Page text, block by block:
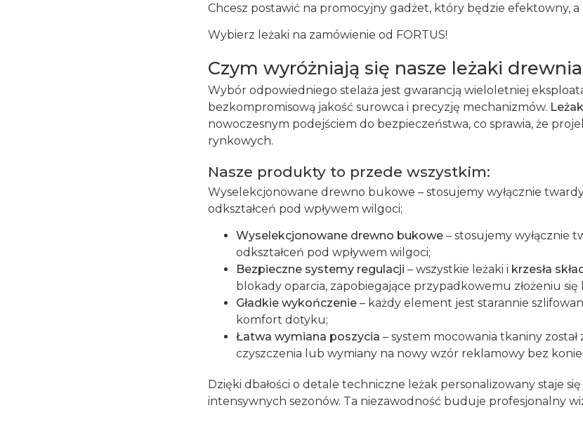
Chcesz postawić na promocyjny gadżet, który będzie efektowny,
Wybierz leżaki na zamówienie od FORTUS!
Czym wyróżniają się nasze leżaki
Wybór odpowiedniego stelaża jest gwarancją wieloletniej
bezkompromisową jakość surowca i precyzję mechanizmów.
nowoczesnym podejściem do bezpieczeństwa, co sprawia, że
rynkowych.
Nasze produkty to przede wszystkim:
Wyselekcjonowane drewno bukowe – stosujemy wyłącznie
odkształceń pod wpływem wilgoci;
Wyselekcjonowane drewno bukowe– stosujemy wyłącznie
odkształceń pod wpływem wilgoci;
Bezpieczne systemy regulacji – wszystkie leżaki i krzesła
blokady oparcia, zapobiegające przypadkowemu złożeniu
Gładkie wykończenie– każdy element jest starannie
komfort dotyku;
Łatwa wymiana poszycia – system mocowania tkaniny
czyszczenia lub wymiany na nowy wzór reklamowy bez
Dzięki dbałości o detale techniczne leżak personalizowany staje
intensywnych sezonów. Ta niezawodność buduje profesjonalny